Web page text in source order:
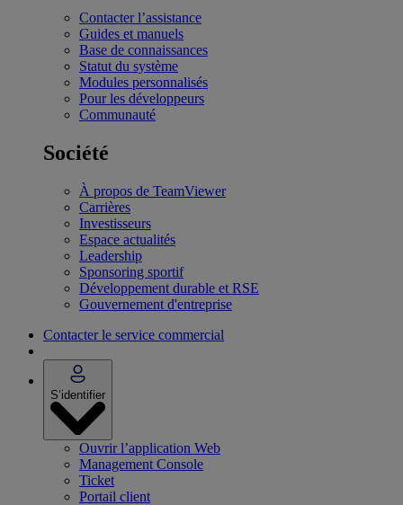
Contacter l’assistance
Guides et manuels
Base de connaissances
Statut du système
Modules personnalisés
Pour les développeurs
Communauté
Société
À propos de TeamViewer
Carrières
Investisseurs
Espace actualités
Leadership
Sponsoring sportif
Développement durable et RSE
Gouvernement d'entreprise
Contacter le service commercial
S’identifier
Ouvrir l’application Web
Management Console
Ticket
Portail client